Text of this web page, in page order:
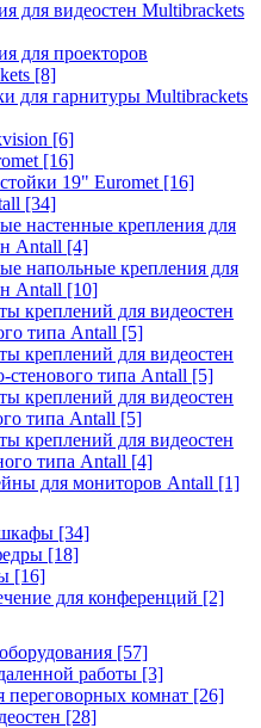
для видеостен Multibrackets
для проекторов
[8]
для гарнитуры Multibrackets
[6]
[16]
19" Euromet [16]
[34]
настенные крепления для
Antall [4]
напольные крепления для
Antall [10]
креплений для видеостен
типа Antall [5]
креплений для видеостен
стенового типа Antall [5]
креплений для видеостен
типа Antall [5]
креплений для видеостен
типа Antall [4]
для мониторов Antall [1]
[34]
[18]
[16]
для конференций [2]
[57]
работы [3]
переговорных комнат [26]
[28]